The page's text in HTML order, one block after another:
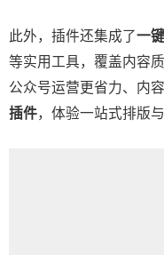
此外，插件还集成了一
等实用工具，覆盖内容
公众号运营更省力、内
插件，体验一站式排版